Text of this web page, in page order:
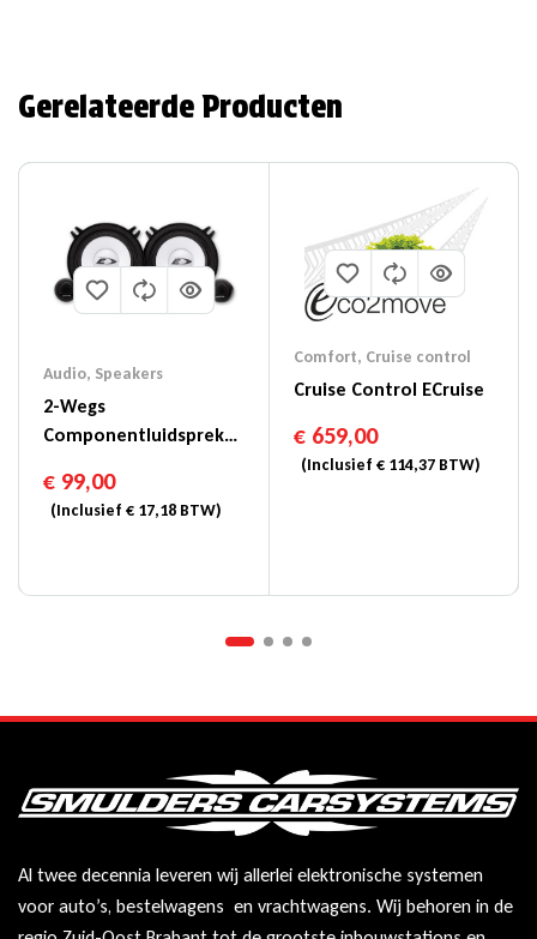
Gerelateerde Producten
Audio, Speakers
2-Wegs
Componentluidspreker
SXE-1350S
€ 99,00
(Inclusief € 17,18 BTW)
Comfort, Cruise control
Cruise Control ECruise
€659,00
(Inclusief €114,37BTW)
Al twee decennia leveren wij allerlei elektronische systemen
voor auto’s, bestelwagens en vrachtwagens. Wij behoren in de